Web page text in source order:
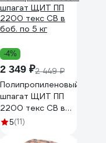
-4%
2 349 ₽2 449 ₽
Полипропиленовый
шпагат ЩИТ ПП
2200 текс СВ в
боб. по 5 кг
5(11)